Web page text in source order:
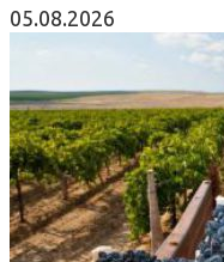
05.08.2026